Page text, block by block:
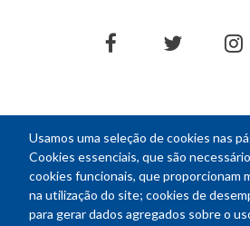
Usamos uma seleção de cookies nas
Cookies essenciais, que são
cookies funcionais, que proporcionam
na utilização do site; cookies de
para gerar dados agregados sobre o
facebooktwitter
NEWSLETTER